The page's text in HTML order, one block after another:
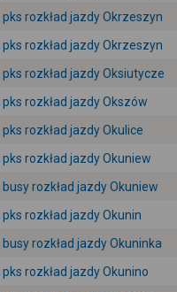
pks rozkład jazdy Okrzeszyn
pks rozkład jazdy Okrzeszyn
pks rozkład jazdy Oksiutycze
pks rozkład jazdy Okszów
pks rozkład jazdy Okulice
pks rozkład jazdy Okuniew
busy rozkład jazdy Okuniew
pks rozkład jazdy Okunin
busy rozkład jazdy Okuninka
pks rozkład jazdy Okunino